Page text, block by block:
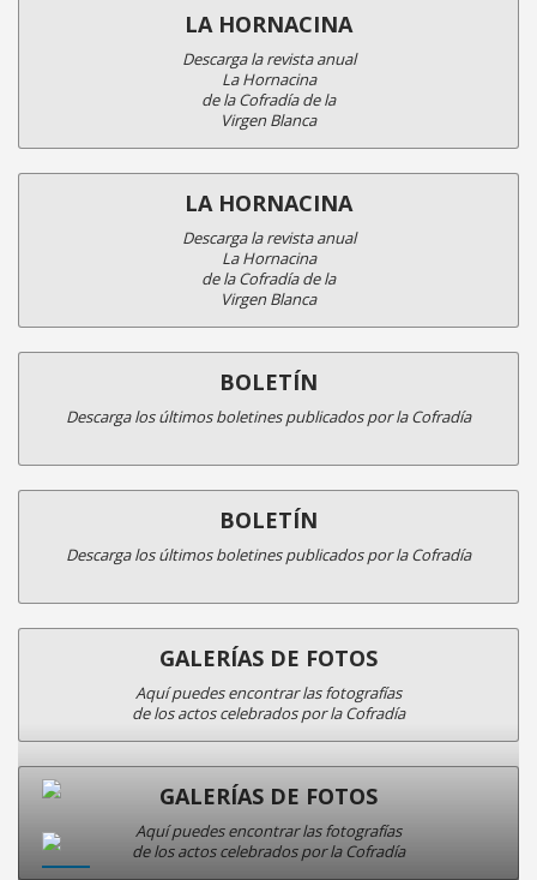
LA HORNACINA
Descarga la revista anual
La Hornacina
de la Cofradía de la
Virgen Blanca
LA HORNACINA
Descarga la revista anual
La Hornacina
de la Cofradía de la
Virgen Blanca
BOLETÍN
Descarga los últimos boletines publicados por la Cofradía
BOLETÍN
Descarga los últimos boletines publicados por la Cofradía
GALERÍAS DE FOTOS
Aquí puedes encontrar las fotografías
de los actos celebrados por la Cofradía
GALERÍAS DE FOTOS
Aquí puedes encontrar las fotografías
de los actos celebrados por la Cofradía